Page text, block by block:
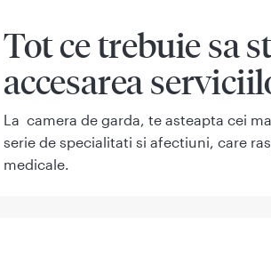
Tot ce trebuie sa
accesarea
La camera de garda, te asteapta cei
serie de specialitati si afectiuni, care
medicale.